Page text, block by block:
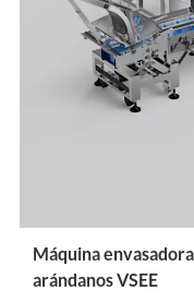
Máquina
arándanos VSEE